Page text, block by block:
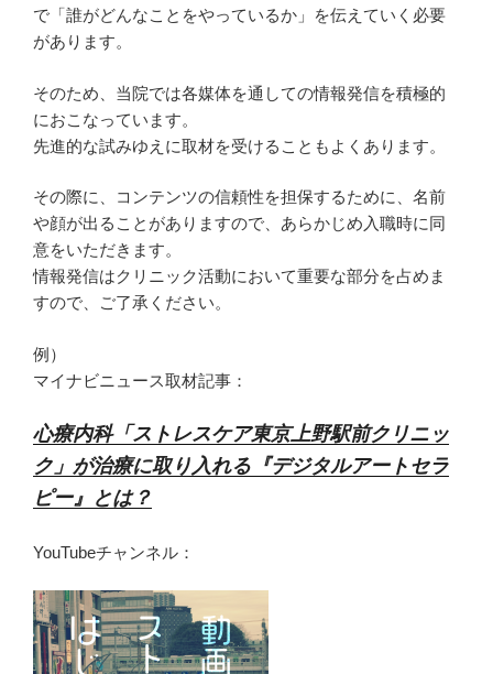
で「誰がどんなことをやっているか」を伝えていく必要
があります。
そのため、当院では各媒体を通しての情報発信を積極的
におこなっています。
先進的な試みゆえに取材を受けることもよくあります。
その際に、コンテンツの信頼性を担保するために、名前
や顔が出ることがありますので、あらかじめ入職時に同
意をいただきます。
情報発信はクリニック活動において重要な部分を占めま
すので、ご了承ください。
例）
マイナビニュース取材記事：
心療内科「ストレスケア東京上野駅前クリニッ
ク」が治療に取り入れる『デジタルアートセラ
ピー』とは？
YouTubeチャンネル：